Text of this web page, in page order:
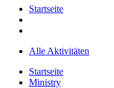
Startseite
Alle Aktivitäten
Startseite
Ministry